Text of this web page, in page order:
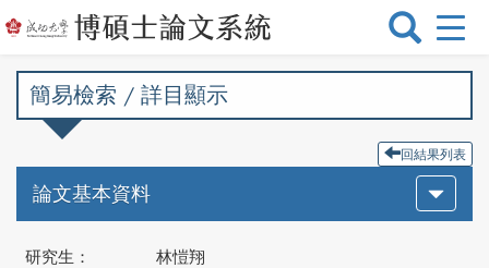
選
切
簡易檢索 / 詳目顯示
回結果列表
論文基本資料
研究生：
林愷翔